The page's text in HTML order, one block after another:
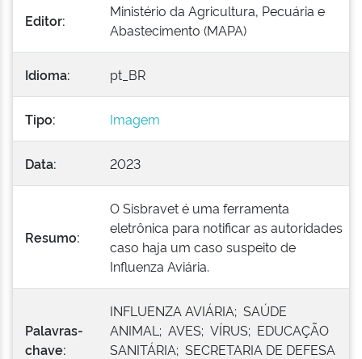
Editor:
Ministério da Agricultura, Pecuária e
Abastecimento (MAPA)
Idioma: pt_BR
Tipo: Imagem
Data: 2023
Resumo:
O Sisbravet é uma ferramenta
eletrônica para notificar as autoridades
caso haja um caso suspeito de
Influenza Aviária.
Palavras-
chave:
INFLUENZA AVIÁRIA; SAÚDE
ANIMAL; AVES; VÍRUS; EDUCAÇÃO
SANITÁRIA; SECRETARIA DE DEFESA